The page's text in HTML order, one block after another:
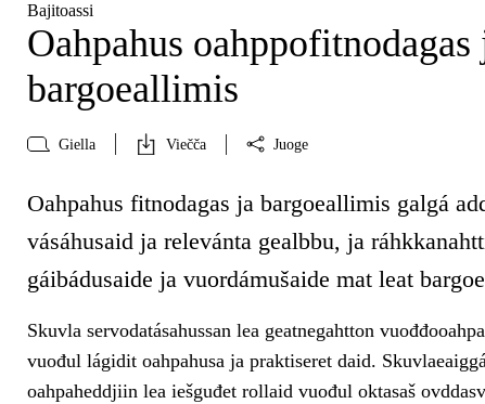
Bajitoassi
Oahpahus oahppofitnodagas
bargoeallimis
Giella Viečča Juoge
Oahpahus fitnodagas ja bargoeallimis galgá
vásáhusaid ja relevánta gealbbu, ja
gáibádusaide ja vuordámušaide mat leat
Skuvla servodatásahussan lea geatnegahtton
vuođul lágidit oahpahusa ja praktiseret daid.
oahpaheddjiin lea iešguđet rollaid vuođul oktasaš